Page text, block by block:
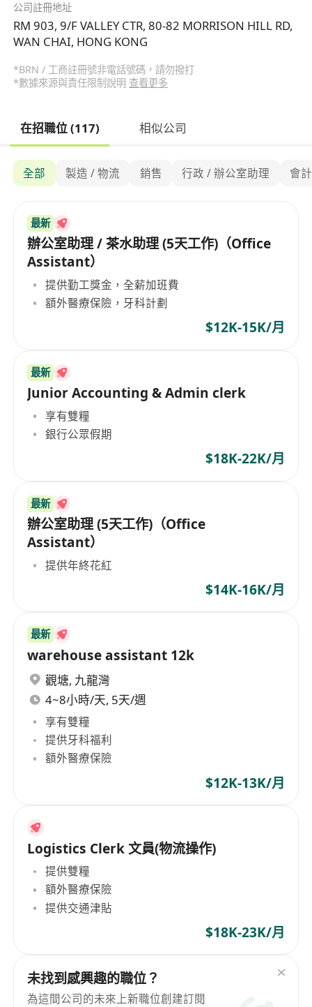
公司註冊地址
RM 903, 9/F VALLEY CTR, 80-82 MORRISON HILL RD,
WAN CHAI, HONG KONG
*BRN / 工商註冊號非電話號碼，請勿撥打
*數據來源與責任限制說明 查看更多
在招職位 (117) 相似公司
全部 製造 / 物流 銷售 行政 / 辦公室助理 會計
最新
辦公室助理 / 茶水助理 (5天工作)（Office
Assistant）
提供勤工獎金，全薪加班費
額外醫療保險，牙科計劃
$12K-15K/月
最新
Junior Accounting & Admin clerk
享有雙糧
銀行公眾假期
$18K-22K/月
最新
辦公室助理 (5天工作)（Office
Assistant）
提供年終花紅
$14K-16K/月
最新
warehouse assistant 12k
觀塘, 九龍灣
4~8小時/天, 5天/週
享有雙糧
提供牙科福利
額外醫療保險
$12K-13K/月
Logistics Clerk 文員(物流操作)
提供雙糧
額外醫療保險
提供交通津貼
$18K-23K/月
未找到感興趣的職位？
為這間公司的未來上新職位創建訂閱